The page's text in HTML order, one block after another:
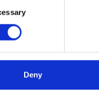
Deny
250 Kg
750 Kg
1298, TÜV-GS,